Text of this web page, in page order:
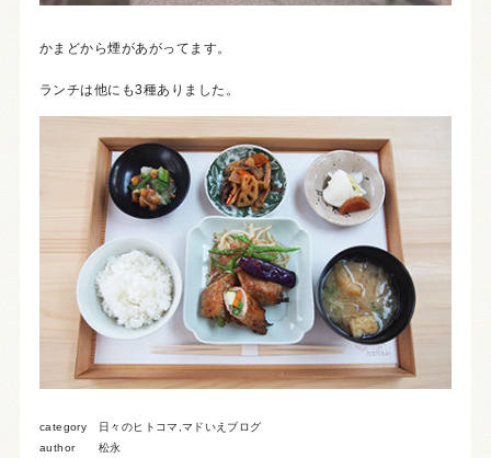
かまどから煙があがってます。
ランチは他にも3種ありました。
category 日々のヒトコマ マドいえブログ
author
松永